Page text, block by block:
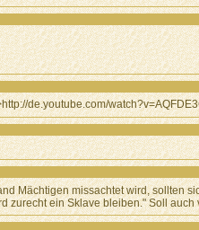
de.youtube.com/
Mächtigen missachtet wird, sollten
zurecht ein Sklave bleiben." Soll